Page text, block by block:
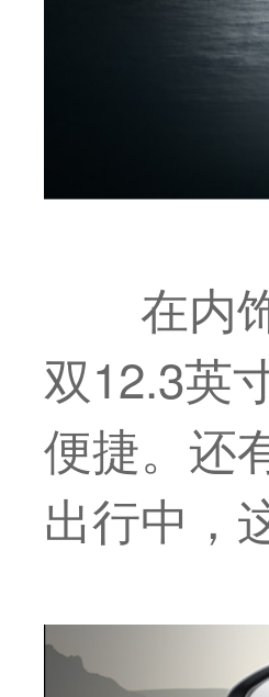
在内
双12.3英
便捷。还
出行中，